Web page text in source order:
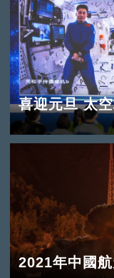
喜迎元旦 太
2021年中國